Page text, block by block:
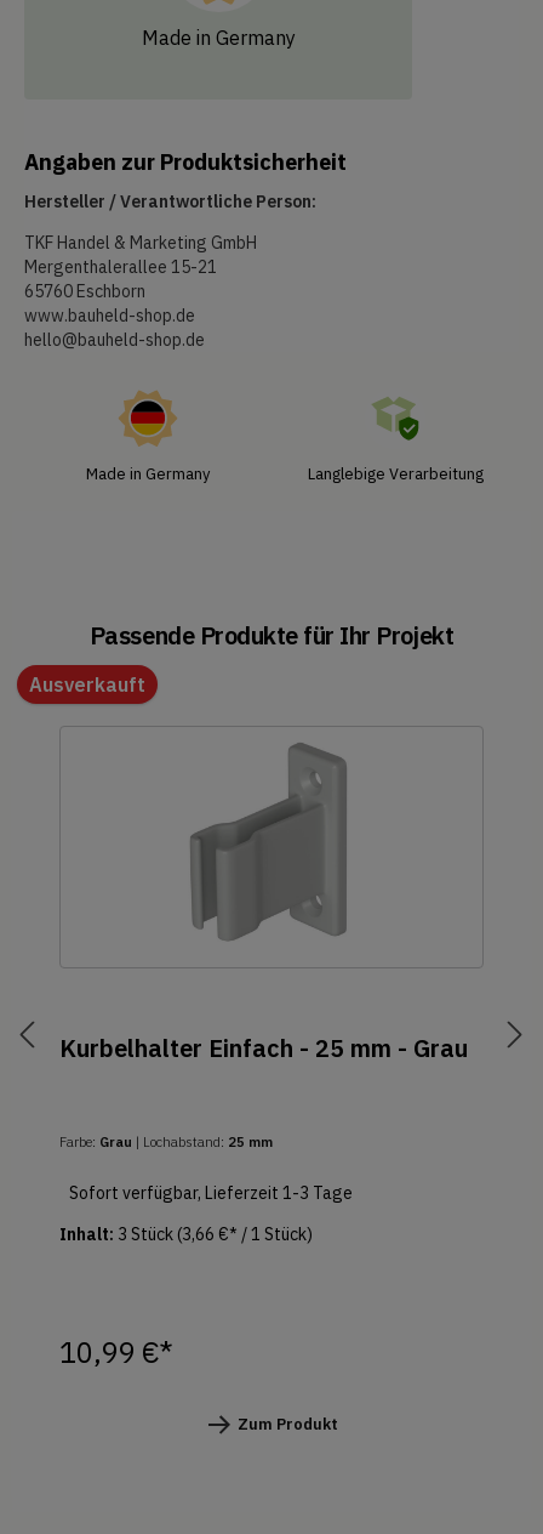
Made in Germany
Angaben zur Produktsicherheit
Hersteller / Verantwortliche Person:
TKF Handel & Marketing GmbH
Mergenthalerallee 15-21
65760 Eschborn
www.bauheld-shop.de
hello@bauheld-shop.de
Made in Germany Langlebige Verarbeitung
Passende Produkte für Ihr Projekt
Ausverkauft
Kurbelhalter Einfach - 25 mm - Grau
Farbe: Grau | Lochabstand: 25 mm
Sofort verfügbar, Lieferzeit 1-3 Tage
Inhalt: 3 Stück (3,66 €* / 1 Stück)
10,99 €*
Zum Produkt